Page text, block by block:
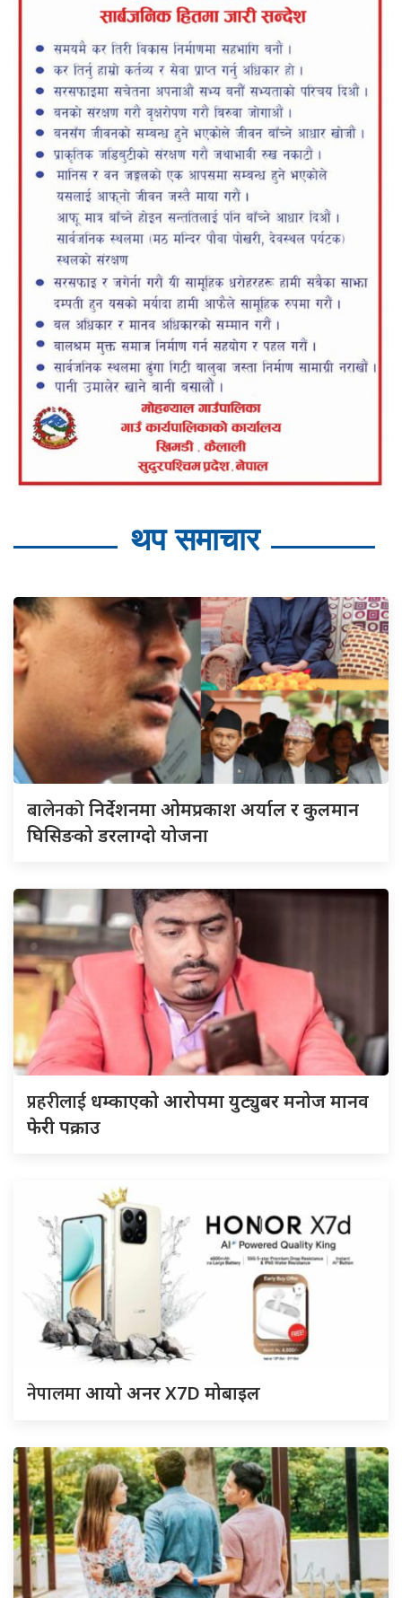
थप समाचार
बालेनकोनिर्देशनमा ओमप्रकाश अर्याल र कुलमान
घिसिङको डरलाग्दो योजना
प्रहरीलाई धम्काएको आरोपमा युट्युबर मनोज मानव
फेरी पक्राउ
नेपालमाआयो अनर X7D मोबाइल